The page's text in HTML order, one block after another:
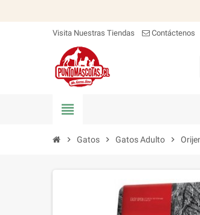
Visita Nuestras Tiendas Contáctenos
view_headline
chevron_right Gatos chevron_right Gatos Adulto chevron_right